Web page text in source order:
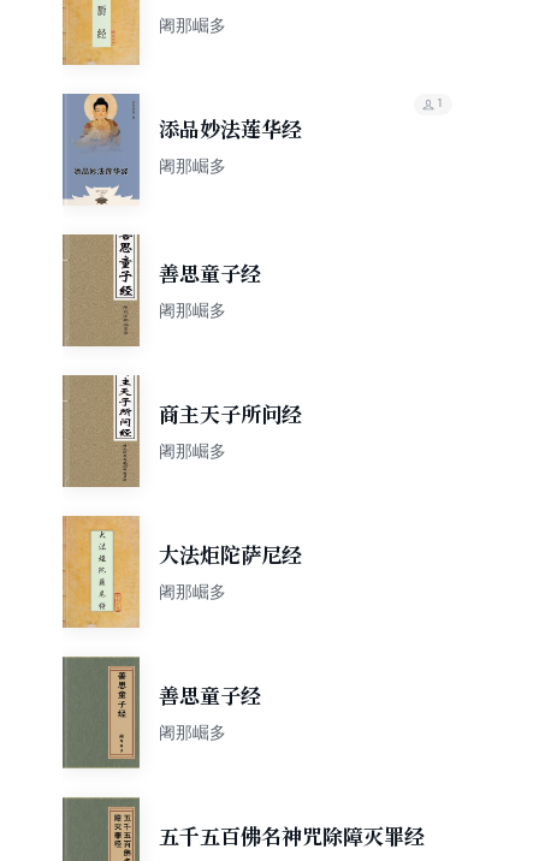
阇那崛多
添品妙法莲华经
阇那崛多
1
善思童子经
阇那崛多
商主天子所问经
阇那崛多
大法炬陀萨尼经
阇那崛多
善思童子经
阇那崛多
五千五百佛名神咒除障灭罪经